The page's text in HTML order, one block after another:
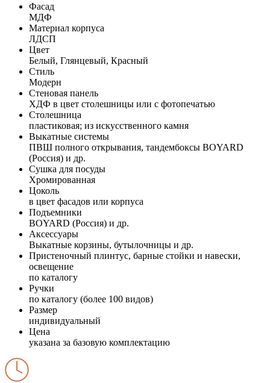
Фасад
МДФ
Материал корпуса
ЛДСП
Цвет
Белый, Глянцевый, Красный
Стиль
Модерн
Стеновая панель
ХДФ в цвет столешницы или с фотопечатью
Столешница
пластиковая; из искусственного камня
Выкатные системы
ПВШ полного открывания, тандембоксы BOYARD
(Россия) и др.
Сушка для посуды
Хромированная
Цоколь
в цвет фасадов или корпуса
Подъемники
BOYARD (Россия) и др.
Аксессуары
Выкатные корзины, бутылочницы и др.
Пристеночный плинтус, барные стойки и навески,
освещение
по каталогу
Ручки
по каталогу (более 100 видов)
Размер
индивидуальный
Цена
указана за базовую комплектацию